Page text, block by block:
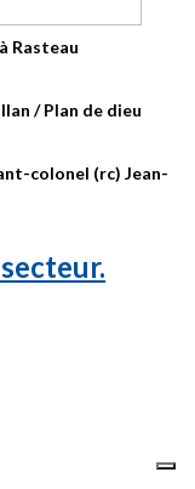
Rasteau
/ Plan de dieu
colonel (rc) Jean-